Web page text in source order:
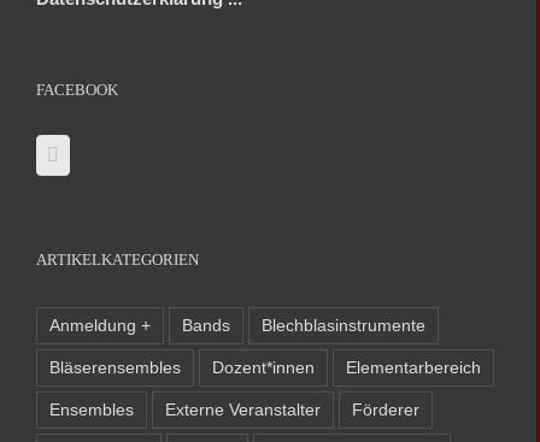
FACEBOOK
ARTIKELKATEGORIEN
Anmeldung + Bands Blechblasinstrumente
Bläserensembles Dozent*innen Elementarbereich
Ensembles Externe Veranstalter Förderer